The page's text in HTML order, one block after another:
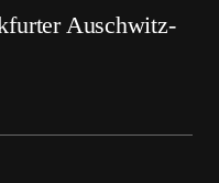
Auschwitz-